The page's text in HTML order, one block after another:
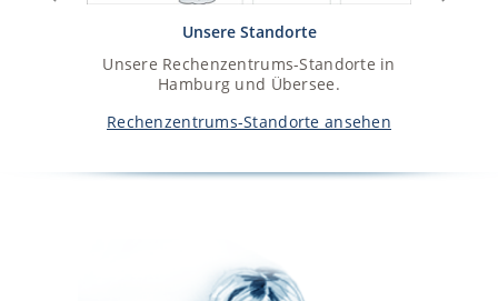
Unsere Standorte
Unsere Rechenzentrums-Standorte in
Hamburg und Übersee.
Rechenzentrums-Standorte ansehen